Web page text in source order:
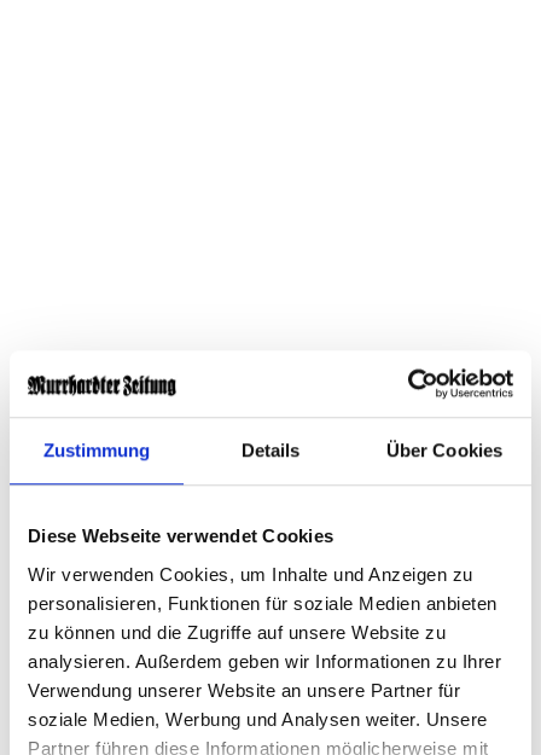
Zustimmung Details Über Cookies
Diese Webseite verwendet Cookies
Wir verwenden Cookies, um Inhalte und Anzeigen zu
personalisieren, Funktionen für soziale Medien anbieten
zu können und die Zugriffe auf unsere Website zu
analysieren. Außerdem geben wir Informationen zu Ihrer
Verwendung unserer Website an unsere Partner für
soziale Medien, Werbung und Analysen weiter. Unsere
Partner führen diese Informationen möglicherweise mit
Mit unserem Newsblog zum Fußball, speziell im
Amateurbereich, halten wir Sie, liebe Leserinnen und
Leser, quer durch alle Ligen auf dem Laufenden.
Was gibt es Neues bei den Vereinen und
Mannschaften? Welche wichtigen Spiele stehen an?